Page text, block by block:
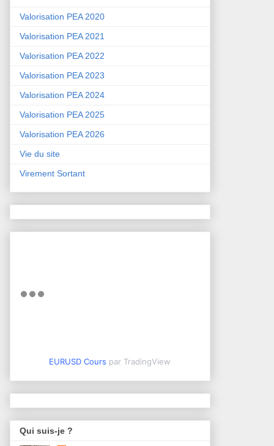
Valorisation PEA 2020
Valorisation PEA 2021
Valorisation PEA 2022
Valorisation PEA 2023
Valorisation PEA 2024
Valorisation PEA 2025
Valorisation PEA 2026
Vie du site
Virement Sortant
EURUSD Cours par TradingView
Qui suis-je ?